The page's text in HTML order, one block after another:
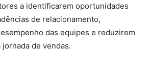
a identificarem oportunidades
de relacionamento,
das equipes e reduzirem
de vendas.